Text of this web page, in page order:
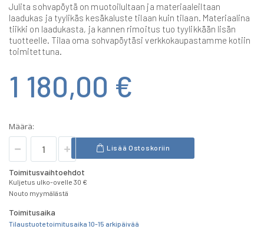
Julita sohvapöytä on muotoilultaan ja materiaaleiltaan
laadukas ja tyylikäs kesäkaluste tilaan kuin tilaan. Materiaalina
tiikki on laadukasta, ja kannen rimoitus tuo tyylikkään lisän
tuotteelle. Tilaa oma sohvapöytäsi verkkokaupastamme kotiin
toimitettuna.
1 180,00 €
Määrä:
Lisää Ostoskoriin
Toimitusvaihtoehdot
Kuljetus ulko-ovelle 30 €
Nouto myymälästä
Toimitusaika
Tilaustuote toimitusaika 10-15 arkipäivää